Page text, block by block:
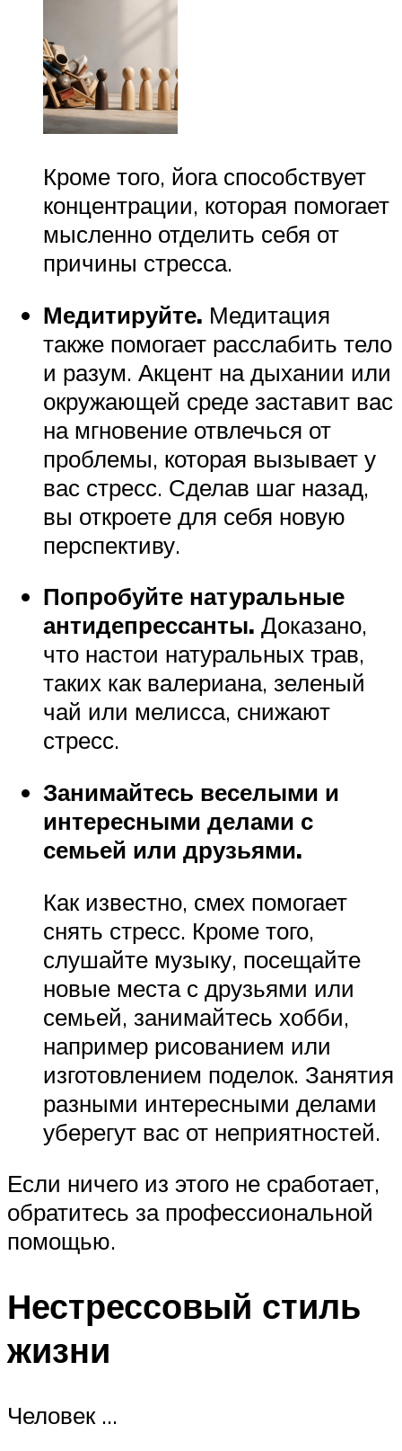
Кроме того, йога способствует
концентрации, которая помогает
мысленно отделить себя от
причины стресса.
Медитируйте. Медитация
также помогает расслабить тело
и разум. Акцент на дыхании или
окружающей среде заставит вас
на мгновение отвлечься от
проблемы, которая вызывает у
вас стресс. Сделав шаг назад,
вы откроете для себя новую
перспективу.
Попробуйте натуральные
антидепрессанты. Доказано,
что настои натуральных трав,
таких как валериана, зеленый
чай или мелисса, снижают
стресс.
Занимайтесь веселыми и
интересными делами с
семьей или друзьями.
Как известно, смех помогает
снять стресс. Кроме того,
слушайте музыку, посещайте
новые места с друзьями или
семьей, занимайтесь хобби,
например рисованием или
изготовлением поделок. Занятия
разными интересными делами
уберегут вас от неприятностей.
Если ничего из этого не сработает,
обратитесь за профессиональной
помощью.
Нестрессовый стиль
жизни
Человек …